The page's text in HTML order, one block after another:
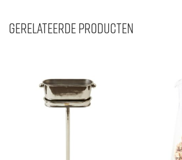
Gerelateerde producten